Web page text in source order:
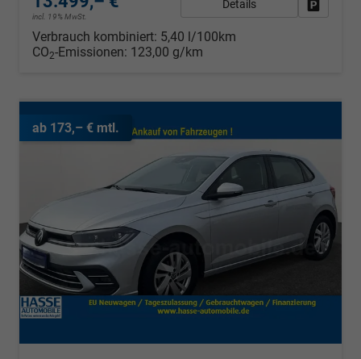
incl. 19% MwSt.
Details
Verbrauch kombiniert: 5,40 l/100km
CO2-Emissionen: 123,00 g/km
ab 173,– € mtl.